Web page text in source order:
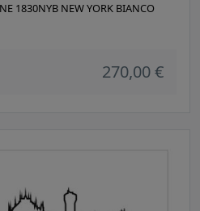
1830NYB NEW YORK BIANCO
270,00 €